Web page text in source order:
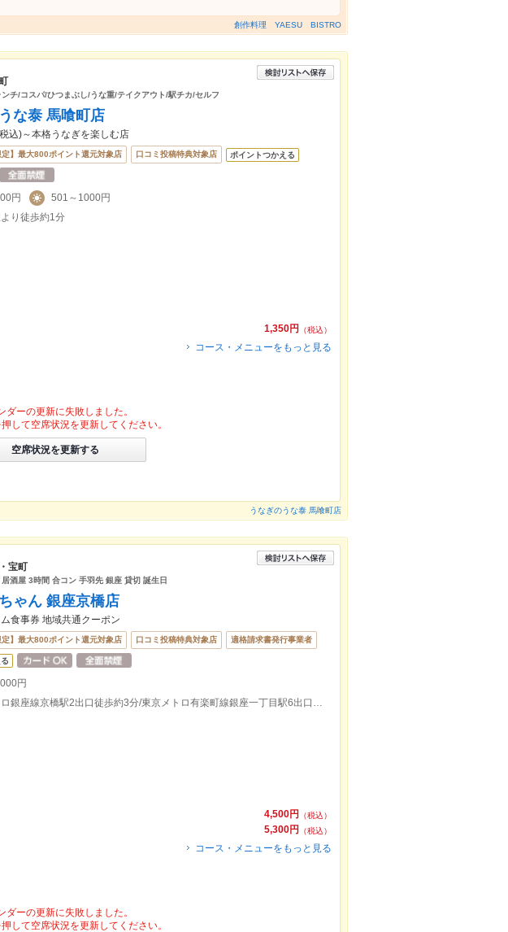
創作料理 YAESU BISTRO
チ/コスパ/ひつまぶし/うな重/テイクアウト/駅チカ/セルフ
な泰 馬喰町店
込)～本格うなぎを楽しむ店
定】最大800ポイント還元対象店 口コミ投稿特典対象店 ポイントつかえる
円
501～1000円
り徒歩約1分
1,350円
（税込）
コース・メニューをもっと見る
ダーの更新に失敗しました。
して空席状況を更新してください。
空席状況を更新する
うなぎのうな泰 馬喰町店
宝町
酒屋 3時間 合コン 手羽先 銀座 貸切 誕生日
ゃん 銀座京橋店
食事券 地域共通クーポン
定】最大800ポイント還元対象店 口コミ投稿特典対象店 適格請求書発行事業者
円
東京メトロ銀座線京橋駅2出口徒歩約3分/東京メトロ有楽町線銀座一丁目駅6出口徒歩約4分/都営浅草線宝町駅A3出口徒歩6分
4,500円
（税込）
5,300円
（税込）
コース・メニューをもっと見る
ダーの更新に失敗しました。
して空席状況を更新してください。